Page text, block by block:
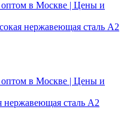
нержавеющая сталь А2
нержавеющая сталь A2